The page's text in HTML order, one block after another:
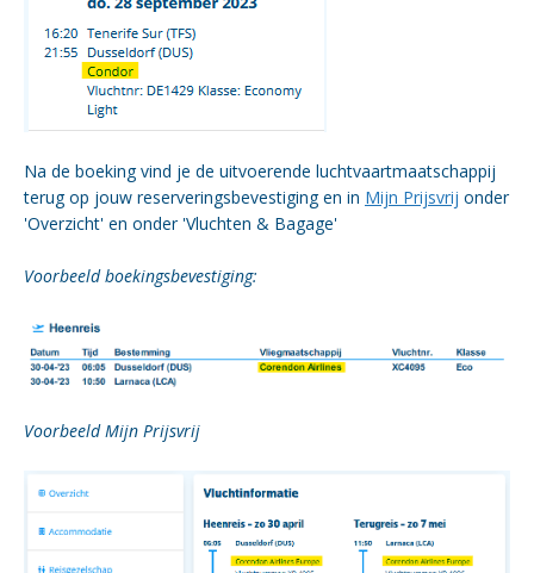
Na de boeking vind je de uitvoerende luchtvaartmaatschappij
terug op jouw reserveringsbevestiging en in Mijn Prijsvrij onder
'Overzicht' en onder 'Vluchten & Bagage'
Voorbeeld boekingsbevestiging:
Voorbeeld Mijn Prijsvrij